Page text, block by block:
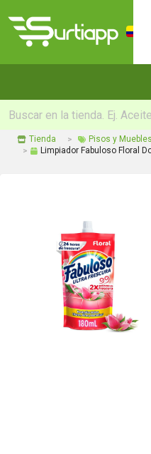
Tienda
Pisos y Muebles
Limpiador Fabuloso Floral